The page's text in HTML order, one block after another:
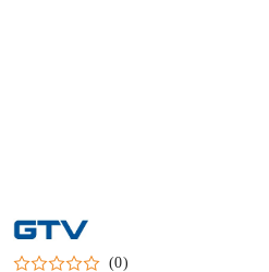
NAZWA
PRODUCENTA:
GTV
(0)